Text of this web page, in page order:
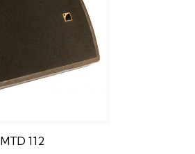
MTD 112